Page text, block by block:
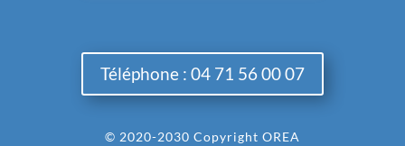
Téléphone : 04 71 56 00 07
© 2020-2030 Copyright OREA